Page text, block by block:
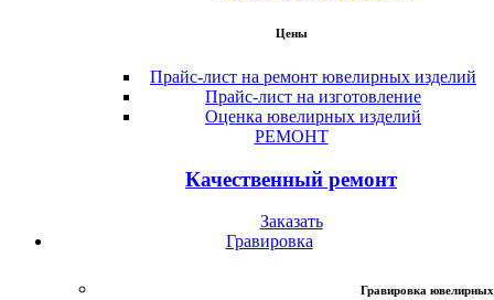
Цены
Прайс-лист на ремонт ювелирных изделий
Прайс-лист на изготовление
Оценка ювелирных изделий
РЕМОНТ
Качественный ремонт
Заказать
Гравировка
Гравировка ювелирных